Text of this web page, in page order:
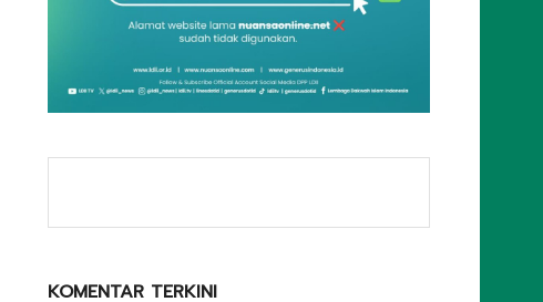
KOMENTAR TERKINI